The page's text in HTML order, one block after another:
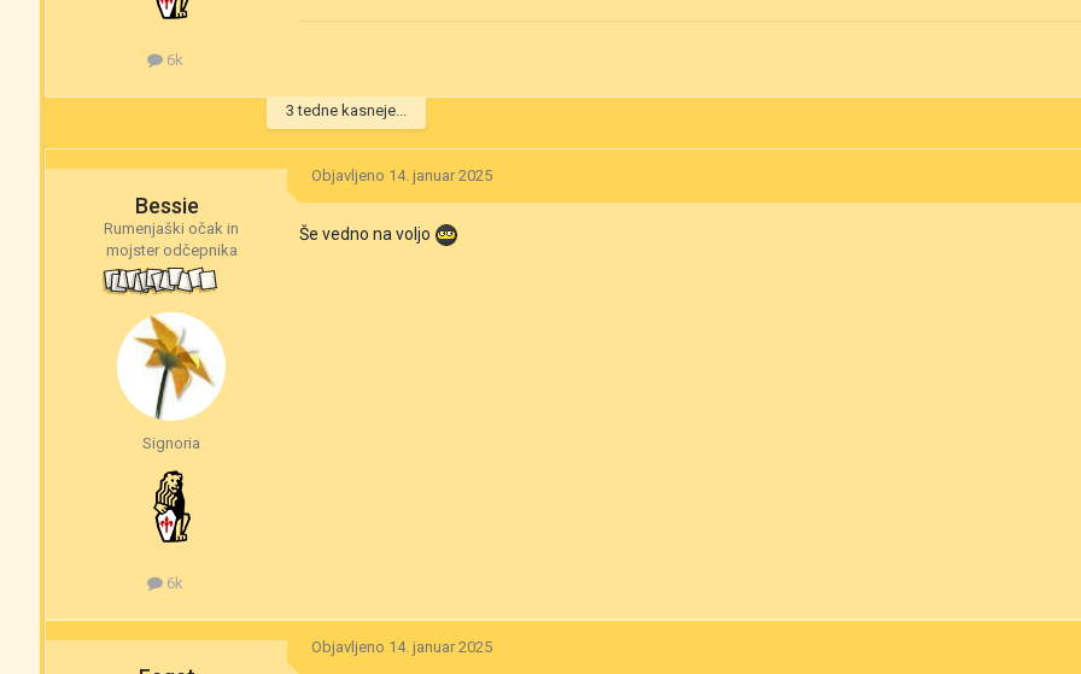
6k
3 tedne kasneje...
Bessie
Rumenjaški očak in
mojster odčepnika
Signoria
6k
Objavljeno 14. januar 2025
Še vedno na voljo
Objavljeno 14. januar 2025